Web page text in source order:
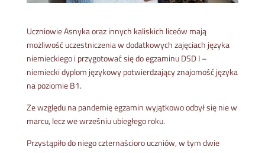
Uczniowie Asnyka oraz innych kaliskich liceów mają
możliwość uczestniczenia w dodatkowych zajęciach języka
niemieckiego i przygotować się do egzaminu DSD I –
niemiecki dyplom językowy potwierdzający znajomość języka
na poziomie B1.
Ze względu na pandemię egzamin wyjątkowo odbył się nie w
marcu, lecz we wrześniu ubiegłego roku.
Przystąpiło do niego czternaścioro uczniów, w tym dwie